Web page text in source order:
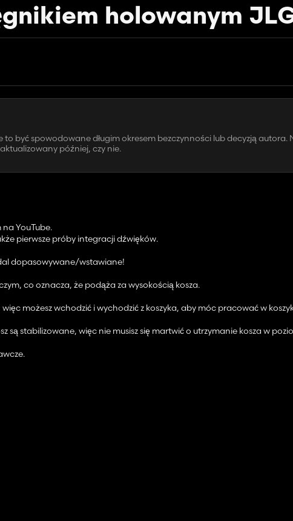
holowanym
to być spowodowane długim okresem bezczynności lub decyzją autora.
później, czy nie.
na YouTube.
pierwsze próby integracji dźwięków.
dopasowywane/wstawiane!
co oznacza, że ​​podąża za wysokością kosza.
możesz wchodzić i wychodzić z koszyka, aby móc pracować w
stabilizowane, więc nie musisz się martwić o utrzymanie kosza w